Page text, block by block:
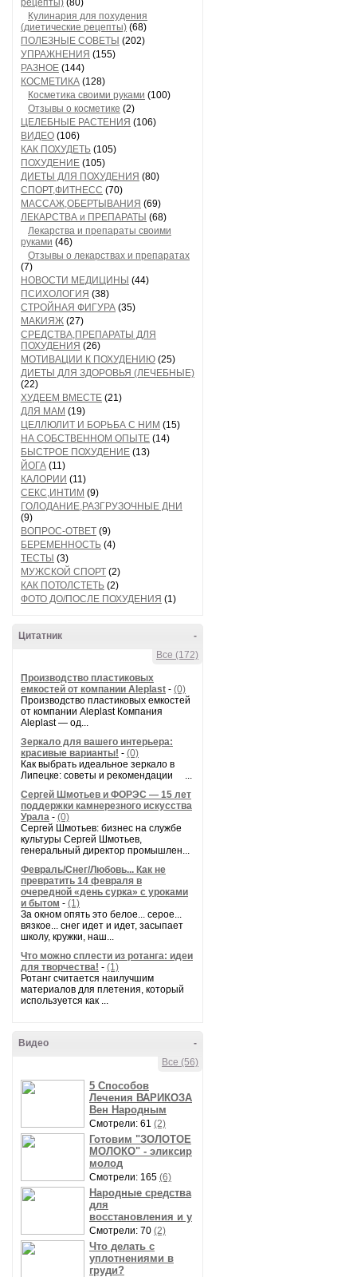
рецепты) (80)
Кулинария для похудения
(диетические рецепты) (68)
ПОЛЕЗНЫЕ СОВЕТЫ (202)
УПРАЖНЕНИЯ (155)
РАЗНОЕ (144)
КОСМЕТИКА (128)
Косметика своими руками (100)
Отзывы о косметике (2)
ЦЕЛЕБНЫЕ РАСТЕНИЯ (106)
ВИДЕО (106)
КАК ПОХУДЕТЬ (105)
ПОХУДЕНИЕ (105)
ДИЕТЫ ДЛЯ ПОХУДЕНИЯ (80)
СПОРТ,ФИТНЕСС (70)
МАССАЖ,ОБЕРТЫВАНИЯ (69)
ЛЕКАРСТВА и ПРЕПАРАТЫ (68)
Лекарства и препараты своими
руками (46)
Отзывы о лекарствах и препаратах
(7)
НОВОСТИ МЕДИЦИНЫ (44)
ПСИХОЛОГИЯ (38)
СТРОЙНАЯ ФИГУРА (35)
МАКИЯЖ (27)
СРЕДСТВА,ПРЕПАРАТЫ ДЛЯ
ПОХУДЕНИЯ (26)
МОТИВАЦИИ К ПОХУДЕНИЮ (25)
ДИЕТЫ ДЛЯ ЗДОРОВЬЯ (ЛЕЧЕБНЫЕ)
(22)
ХУДЕЕМ ВМЕСТЕ (21)
ДЛЯ МАМ (19)
ЦЕЛЛЮЛИТ И БОРЬБА С НИМ (15)
НА СОБСТВЕННОМ ОПЫТЕ (14)
БЫСТРОЕ ПОХУДЕНИЕ (13)
ЙОГА (11)
КАЛОРИИ (11)
СЕКС,ИНТИМ (9)
ГОЛОДАНИЕ,РАЗГРУЗОЧНЫЕ ДНИ
(9)
ВОПРОС-ОТВЕТ (9)
БЕРЕМЕННОСТЬ (4)
ТЕСТЫ (3)
МУЖСКОЙ СПОРТ (2)
КАК ПОТОЛСТЕТЬ (2)
ФОТО ДО/ПОСЛЕ ПОХУДЕНИЯ (1)
-
Цитатник
Все (172)
Производство пластиковых
емкостей от компании Aleplast - (0)
Производство пластиковых емкостей
от компании Aleplast Компания
Aleplast — од...
Зеркало для вашего интерьера:
красивые варианты! - (0)
Как выбрать идеальное зеркало в
Липецке: советы и рекомендации ...
Сергей Шмотьев и ФОРЭС — 15 лет
поддержки камнерезного искусства
Урала - (0)
Сергей Шмотьев: бизнес на службе
культуры Сергей Шмотьев,
генеральный директор промышлен...
Февраль/Снег/Любовь... Как не
превратить 14 февраля в
очередной «день сурка» с уроками
и бытом - (1)
За окном опять это белое... серое...
вязкое... снег идет и идет, засыпает
школу, кружки, наш...
Что можно сплести из ротанга: идеи
для творчества! - (1)
Ротанг считается наилучшим
материалов для плетения, который
используется как ...
-
Видео
Все (56)
5 Способов
Лечения ВАРИКОЗА
Вен Народным
Смотрели: 61 (2)
Готовим "ЗОЛОТОЕ
МОЛОКО" - эликсир
молод
Смотрели: 165 (6)
Народные средства
для
восстановления и у
Смотрели: 70 (2)
Что делать с
уплотнениями в
груди?